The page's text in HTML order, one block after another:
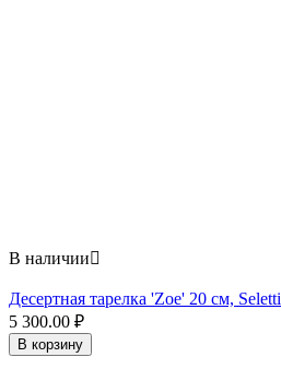
В наличии
Десертная тарелка 'Zoe' 20 см, Seletti
5 300.00 ₽
В корзину